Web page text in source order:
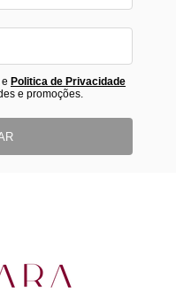
Politica de Privacidade
e promoções.